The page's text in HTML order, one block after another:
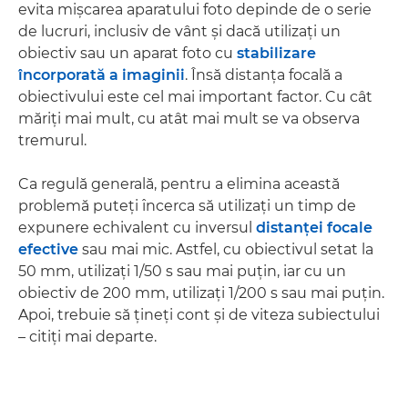
evita mişcarea aparatului foto depinde de o serie
de lucruri, inclusiv de vânt şi dacă utilizaţi un
obiectiv sau un aparat foto cu stabilizare
încorporată a imaginii. Însă distanţa focală a
obiectivului este cel mai important factor. Cu cât
măriţi mai mult, cu atât mai mult se va observa
tremurul.
Ca regulă generală, pentru a elimina această
problemă puteţi încerca să utilizaţi un timp de
expunere echivalent cu inversul distanţei focale
efective sau mai mic. Astfel, cu obiectivul setat la
50 mm, utilizaţi 1/50 s sau mai puţin, iar cu un
obiectiv de 200 mm, utilizaţi 1/200 s sau mai puţin.
Apoi, trebuie să ţineţi cont şi de viteza subiectului
– citiţi mai departe.